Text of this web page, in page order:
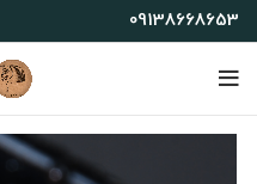
09138668653